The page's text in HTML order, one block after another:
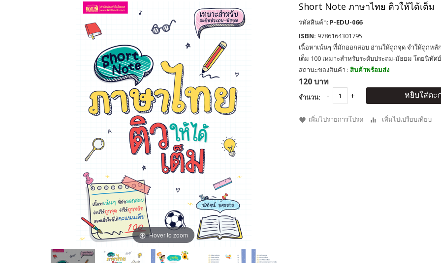
Hover to zoom
Short Note ภาษาไทย ติวให้ได้เต็ม
รหัสสินค้า: P-EDU-066
ISBN: 9786164301795
เนื้อหาเน้นๆ ที่มักออกสอบ อ่านให้ถูกจุด จำให้ถูกหลั
เต็ม 100 เหมาะสำหรับระดับประถม-มัธยม โดยนิทัศ
สถานะของสินค้า : สินค้าพร้อมส่ง
120 บาท
จำนวน: หยิบใส่ตะ
เพิ่มไปรายการโปรด เพิ่มไปเปรียบเทียบ